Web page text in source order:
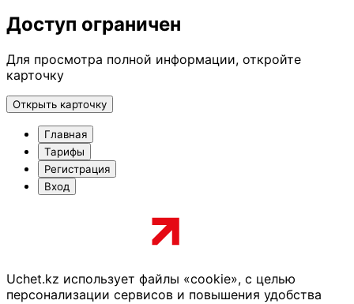
Доступ ограничен
Для просмотра полной информации, откройте
карточку
Открыть карточку
Главная
Тарифы
Регистрация
Вход
Uchet.kz использует файлы «cookie», с целью
персонализации сервисов и повышения удобства